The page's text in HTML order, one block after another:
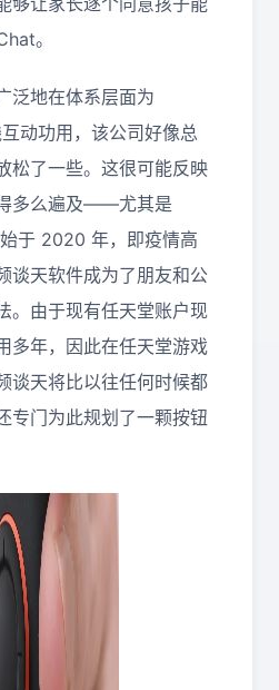
。
泛地在体系层面为
动功用，该公司好像总
松了一些。这很可能反映
多么遍及——尤其是
于 2020 年，即疫情高
谈天软件成为了朋友和公
。由于现有任天堂账户现
多年，因此在任天堂游戏
谈天将比以往任何时候都
专门为此规划了一颗按钮